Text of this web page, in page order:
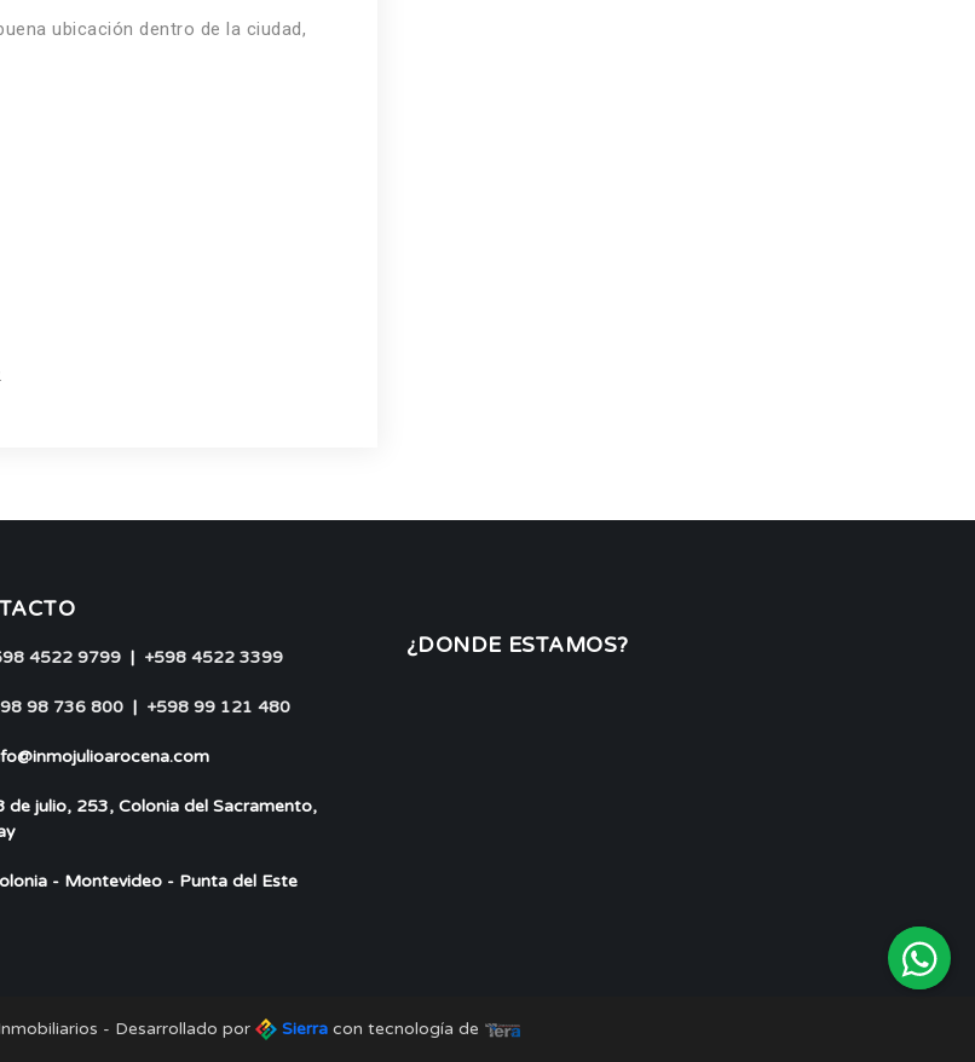
ubicación dentro de la ciudad,
4522 9799| +598 4522 3399
98 736 800| +598 99 121 480
de julio, 253, Colonia del Sacramento,
- Montevideo - Punta del Este
¿DONDE ESTAMOS?
- Desarrollado por Sierra con tecnología de